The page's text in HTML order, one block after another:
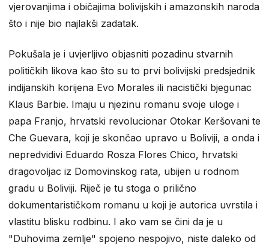
vjerovanjima i običajima bolivijskih i amazonskih naroda
što i nije bio najlakši zadatak.
Pokušala je i uvjerljivo objasniti pozadinu stvarnih
političkih likova kao što su to prvi bolivijski predsjednik
indijanskih korijena Evo Morales ili nacistički bjegunac
Klaus Barbie. Imaju u njezinu romanu svoje uloge i
papa Franjo, hrvatski revolucionar Otokar Keršovani te
Che Guevara, koji je skončao upravo u Boliviji, a onda i
nepredvidivi Eduardo Rosza Flores Chico, hrvatski
dragovoljac iz Domovinskog rata, ubijen u rodnom
gradu u Boliviji. Riječ je tu stoga o prilično
dokumentarističkom romanu u koji je autorica uvrstila i
vlastitu blisku rodbinu. I ako vam se čini da je u
"Duhovima zemlje" spojeno nespojivo, niste daleko od